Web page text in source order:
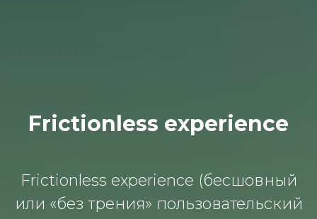
Frictionless experience
Frictionless experience (бесшовный
или «без трения» пользовательский